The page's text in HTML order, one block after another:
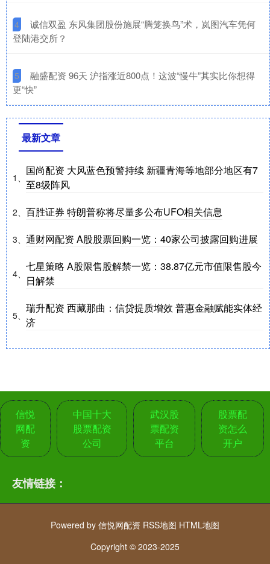
4
​诚信双盈 东风集团股份施展“腾笼换鸟”术，岚图汽车凭何
登陆港交所？
5
​融盛配资 96天 沪指涨近800点！这波“慢牛”其实比你想得
更“快”
最新文章
1、
国尚配资 大风蓝色预警持续 新疆青海等地部分地区有7
至8级阵风
2、 百胜证券 特朗普称将尽量多公布UFO相关信息
3、 通财网配资 A股股票回购一览：40家公司披露回购进展
4、
七星策略 A股限售股解禁一览：38.87亿元市值限售股今
日解禁
5、
瑞升配资 西藏那曲：信贷提质增效 普惠金融赋能实体经
济
信悦
网配
资
中国十大
股票配资
公司
武汉股
票配资
平台
股票配
资怎么
开户
友情链接：
Powered by 信悦网配资 RSS地图 HTML地图
Copyright © 2023-2025